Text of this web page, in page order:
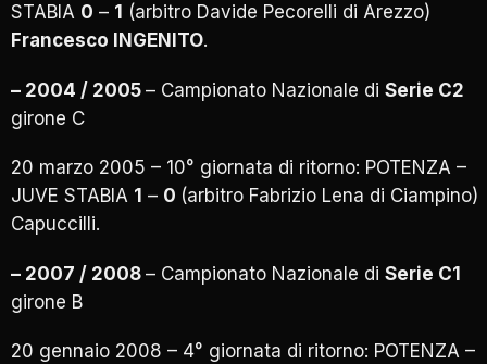
STABIA 0 – 1 (arbitro Davide Pecorelli di Arezzo)
Francesco INGENITO.
– 2004 / 2005 – Campionato Nazionale di Serie C2
girone C
20 marzo 2005 – 10° giornata di ritorno: POTENZA –
JUVE STABIA 1 – 0 (arbitro Fabrizio Lena di Ciampino)
Capuccilli.
– 2007 / 2008 – Campionato Nazionale di Serie C1
girone B
20 gennaio 2008 – 4° giornata di ritorno: POTENZA –